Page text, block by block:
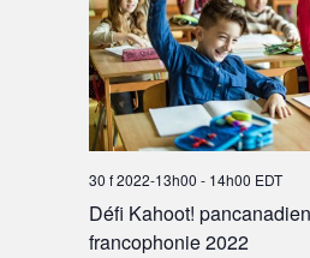
Défi Kahoot!
francophonie 2022
30 f 2022-13h00 - 14h00 EDT